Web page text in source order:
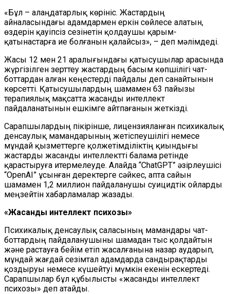
«Бұл – алаңдатарлық көрініс. Жастардың
айналасындағы адамдармен еркін сөйлесе алатын,
өздерін қауіпсіз сезінетін қолдаушы қарым-
қатынастарға ие болғанын қалайсыз», – деп мәлімдеді.
Жасы 12 мен 21 аралығындағы қатысушылар арасында
жүргізілген зерттеу жастардың басым көпшілігі чат-
боттардан алған кеңестерді пайдалы деп санайтынын
көрсетті. Қатысушылардың шамамен 63 пайызы
терапиялық мақсатта жасанды интеллект
пайдаланатынын ешкімге айтпағанын жеткізді.
Сарапшылардың пікірінше, лицензияланған психикалық
денсаулық мамандарының жетіспеушілігі немесе
мұндай қызметтерге қолжетімділіктің қиындығы
жастарды жасанды интеллектті балама ретінде
қарастыруға итермелеуде. Алайда “ChatGPT” әзірлеушісі
“OpenAI” ұсынған деректерге сәйкес, апта сайын
шамамен 1,2 миллион пайдаланушы суицидтік ойларды
меңзейтін хабарламалар жазады.
«Жасанды интеллект психозы»
Психикалық денсаулық саласының мамандары чат-
боттардың пайдаланушыны шамадан тыс қолдайтын
және растауға бейім етіп жасалғанына назар аударып,
мұндай жағдай сезімтал адамдарда сандырақтарды
қоздыруы немесе күшейтуі мүмкін екенін ескертеді.
Сарапшылар бұл құбылысты «жасанды интеллект
психозы» деп атайды.